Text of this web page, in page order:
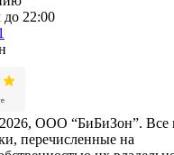
до 22:00
ООО “БиБиЗон”. Все
перечисленные на